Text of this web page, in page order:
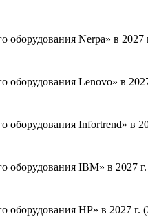
оборудования Nerpa» в 2027
оборудования Lenovo» в
оборудования Infortrend» в
оборудования IBM» в 2027
оборудования НР» в 2027 г.